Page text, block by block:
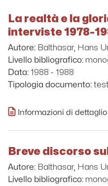
La realtà e la
interviste 1978-
Autore: Balthasar, Hans
Livello bibliografico:
Data: 1988 - 1988
Tipologia documento:
Informazioni di dettaglio
Breve discorso
Autore: Balthasar, Hans
Livello bibliografico: